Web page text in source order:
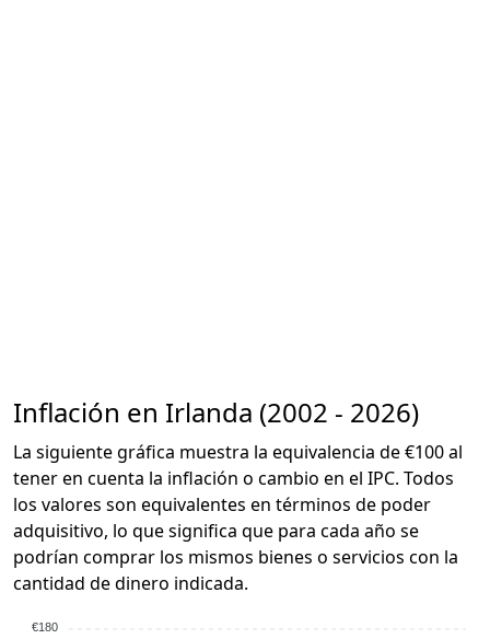
Inflación en Irlanda (2002 - 2026)
La siguiente gráfica muestra la equivalencia de €100 al
tener en cuenta la inflación o cambio en el IPC. Todos
los valores son equivalentes en términos de poder
adquisitivo, lo que significa que para cada año se
podrían comprar los mismos bienes o servicios con la
cantidad de dinero indicada.
€180